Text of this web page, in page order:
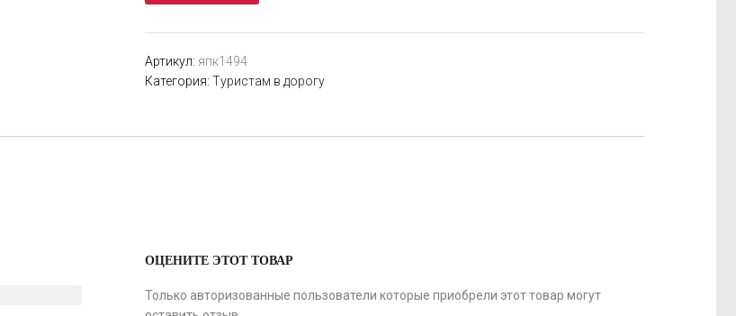
nylon
(black)
Артикул: япк1494
Категория: Туристам в дорогу
ОЦЕНИТЕ ЭТОТ ТОВАР
Только авторизованные пользователи которые приобрели этот товар могут